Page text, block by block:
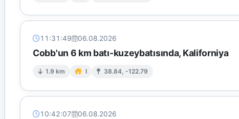
11:31:49 06.08.2026
Cobb'un 6 km batı-kuzeybatısında, Kaliforniya
1.9 km I 38.84, -122.79
10:42:07 06.08.2026